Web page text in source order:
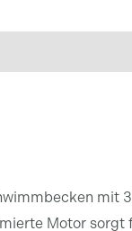
mit
Motor